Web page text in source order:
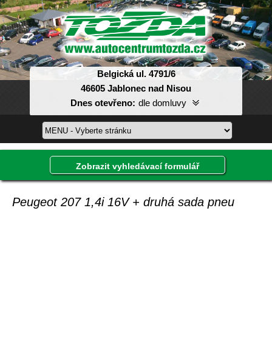
Belgická ul. 4791/6
46605 Jablonec nad Nisou
Dnes otevřeno: dle domluvy
Pondělí:
08:00-17:00
Úterý:
08:00-17:00
Středa:
08:00-17:00
Čtvrtek:
08:00-17:00
Pátek:
08:00-17:00
Sobota:
dle domluvy
Neděle:
Zobrazit vyhledávací formulář
Peugeot 207 1,4i 16V + druhá sada pneu